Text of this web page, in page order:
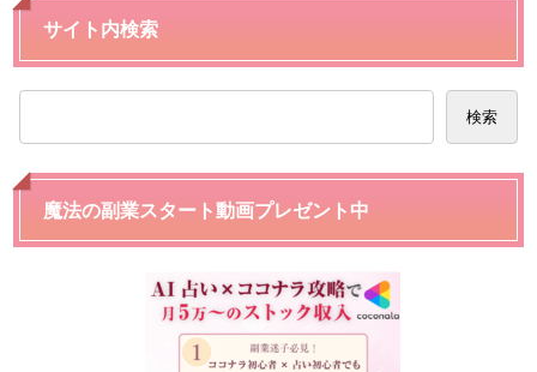
サイト内検索
検索
魔法の副業スタート動画プレゼント中